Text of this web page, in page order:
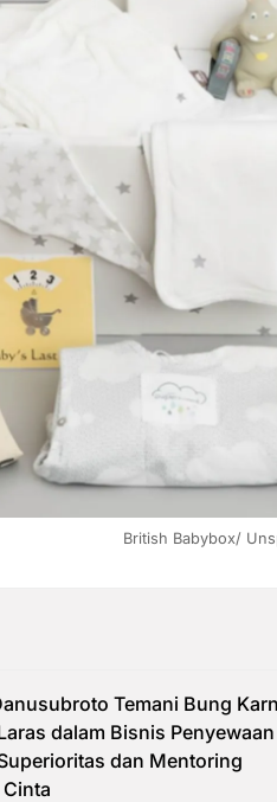
British Babybox/
Temani Bung
dalam Bisnis
dan Mentoring